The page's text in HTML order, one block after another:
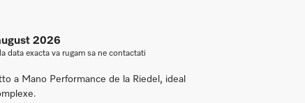
2026
data exacta va rugam sa ne contactati
a Mano Performance de la Riedel, ideal